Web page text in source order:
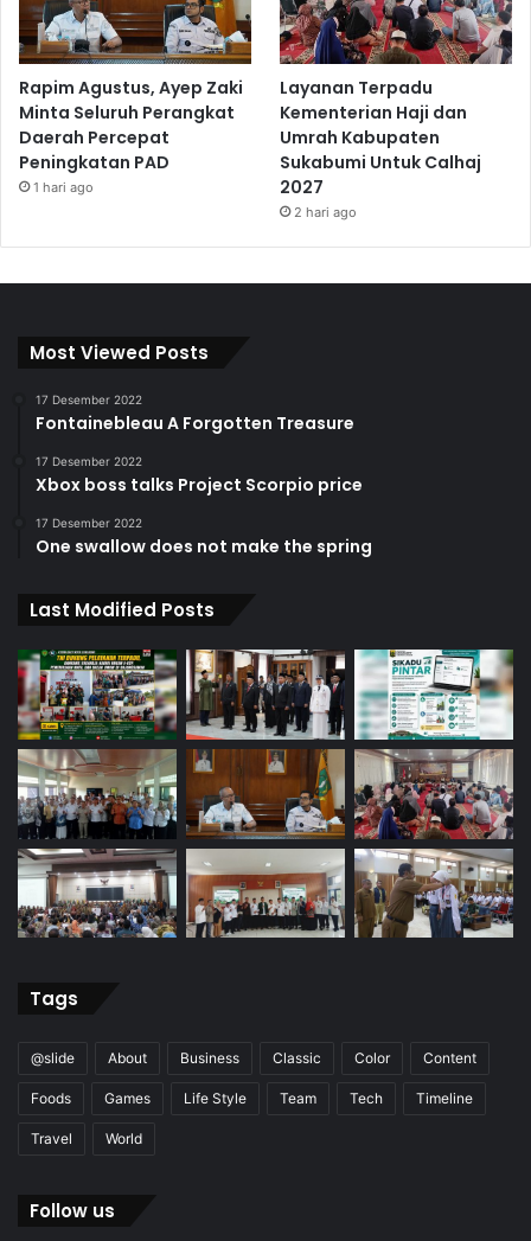
Rapim Agustus, Ayep Zaki
Minta Seluruh Perangkat
Daerah Percepat
Peningkatan PAD
1 hari ago
Layanan Terpadu
Kementerian Haji dan
Umrah Kabupaten
Sukabumi Untuk Calhaj
2027
2 hari ago
Most Viewed Posts
17 Desember 2022
Fontainebleau A Forgotten Treasure
17 Desember 2022
Xbox boss talks Project Scorpio price
17 Desember 2022
One swallow does not make the spring
Last Modified Posts
Tags
@slide About Business Classic Color Content
Foods Games Life Style Team Tech Timeline
Travel World
Follow us